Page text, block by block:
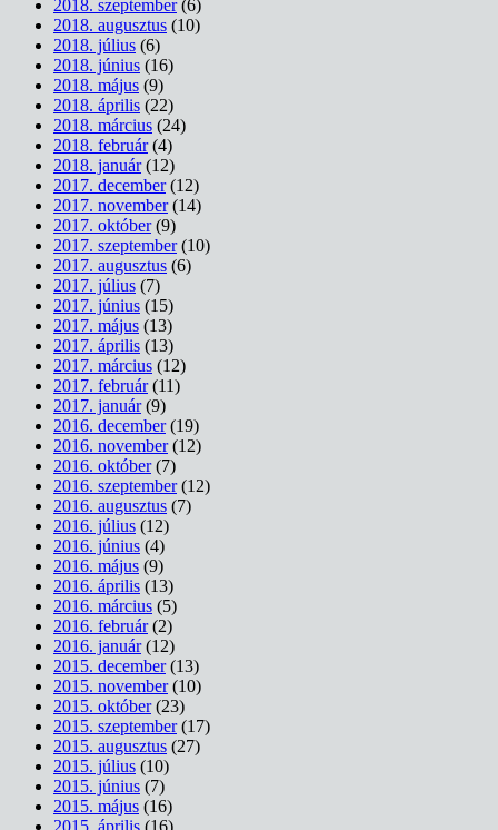
2018. szeptember(6)
2018. augusztus (10)
2018. július (6)
2018. június (16)
2018. május (9)
2018. április (22)
2018. március (24)
2018. február(4)
2018. január(12)
2017. december(12)
2017. november(14)
2017. október(9)
2017. szeptember(10)
2017. augusztus (6)
2017. július (7)
2017. június (15)
2017. május (13)
2017. április (13)
2017. március (12)
2017. február(11)
2017. január(9)
2016. december(19)
2016. november(12)
2016. október(7)
2016. szeptember(12)
2016. augusztus (7)
2016. július (12)
2016. június (4)
2016. május (9)
2016. április (13)
2016. március (5)
2016. február(2)
2016. január(12)
2015. december(13)
2015. november(10)
2015. október(23)
2015. szeptember(17)
2015. augusztus (27)
2015. július (10)
2015. június (7)
2015. május (16)
2015. április (16)